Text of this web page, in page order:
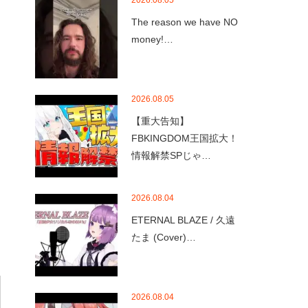
The reason we have NO
money!…
2026.08.05
【重大告知】
FBKINGDOM王国拡大！
情報解禁SPじゃ…
2026.08.04
ETERNAL BLAZE / 久遠
たま (Cover)…
2026.08.04